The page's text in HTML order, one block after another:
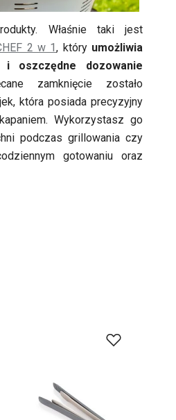
Właśnie taki jest
2 w 1, który umożliwia
i oszczędne dozowanie
zamknięcie zostało
która posiada precyzyjny
Wykorzystasz go
podczas grillowania czy
gotowaniu oraz